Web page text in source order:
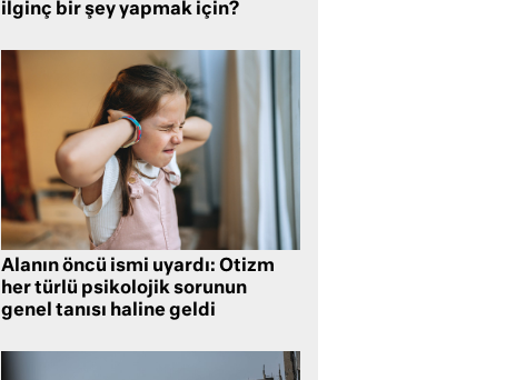
ilginç bir şey yapmak için?
Alanın öncü ismi uyardı: Otizm
her türlü psikolojik sorunun
genel tanısı haline geldi